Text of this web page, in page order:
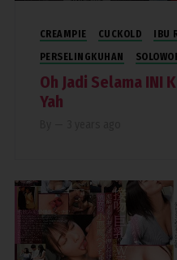
CREAMPIE CUCKOLD
IBU
PERSELINGKUHAN
Oh Jadi Selama INI
Yah